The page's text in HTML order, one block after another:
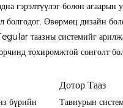
гэрэлтүүлэг болон агаарын
болгодог. Өвөрмөц дизайн
таазны системийг
тохиромжтой сонголт
бүрийн
Дотор Тааз
Тавиурын